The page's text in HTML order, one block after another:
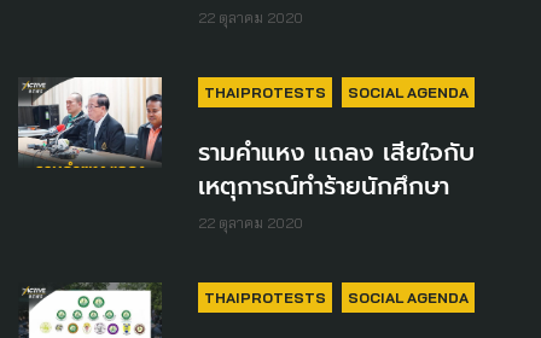
22 ตุลาคม 2020
THAIPROTESTS SOCIAL AGENDA
รามคำแหง แถลง เสียใจกับ
เหตุการณ์ทำร้ายนักศึกษา
22 ตุลาคม 2020
THAIPROTESTS SOCIAL AGENDA